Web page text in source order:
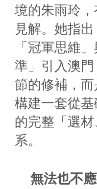
境的朱雨玲
見解。她指
「冠軍思維
準」引入澳
節的修補，而
構建一套從
的完整「選
系。
無法也不